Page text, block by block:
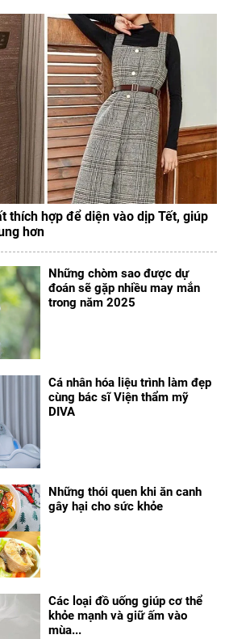
thích hợp để diện vào dịp Tết, giúp
hơn
Những chòm sao được dự
đoán sẽ gặp nhiều may mắn
trong năm 2025
Cá nhân hóa liệu trình làm đẹp
cùng bác sĩ Viện thẩm mỹ
DIVA
Những thói quen khi ăn canh
gây hại cho sức khỏe
Các loại đồ uống giúp cơ thể
khỏe mạnh và giữ ấm vào
mùa...